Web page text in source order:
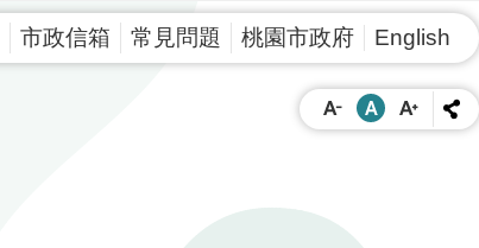
市政信箱 常見問題 桃園市政府 English